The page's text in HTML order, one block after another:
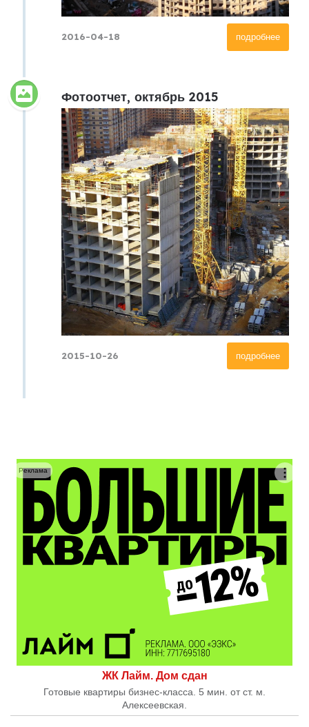
подробнее
2016-04-18
Фотоотчет, октябрь 2015
подробнее
2015-10-26
ЖК Лайм. Дом сдан
Готовые квартиры бизнес-класса. 5 мин. от ст. м.
Алексеевская.
Реклама